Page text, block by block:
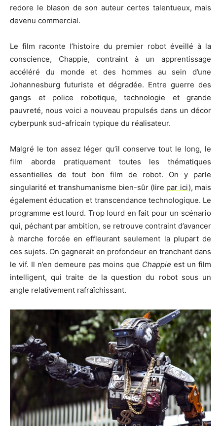
redore le blason de son auteur certes talentueux, mais
devenu commercial.
Le film raconte l’histoire du premier robot éveillé à la
conscience, Chappie, contraint à un apprentissage
accéléré du monde et des hommes au sein d’une
Johannesburg futuriste et dégradée. Entre guerre des
gangs et police robotique, technologie et grande
pauvreté, nous voici a nouveau propulsés dans un décor
cyberpunk sud-africain typique du réalisateur.
Malgré le ton assez léger qu’il conserve tout le long, le
film aborde pratiquement toutes les thématiques
essentielles de tout bon film de robot. On y parle
singularité et transhumanisme bien-sûr (lire par ici), mais
également éducation et transcendance technologique. Le
programme est lourd. Trop lourd en fait pour un scénario
qui, péchant par ambition, se retrouve contraint d’avancer
à marche forcée en effleurant seulement la plupart de
ces sujets. On gagnerait en profondeur en tranchant dans
le vif. Il n’en demeure pas moins que Chappie est un film
intelligent, qui traite de la question du robot sous un
angle relativement rafraîchissant.